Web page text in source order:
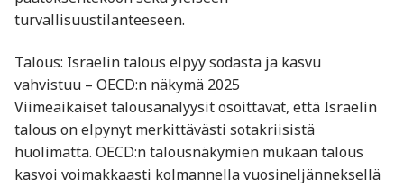
turvallisuustilanteeseen.
Talous: Israelin talous elpyy sodasta ja kasvu
vahvistuu – OECD:n näkymä 2025
Viimeaikaiset talousanalyysit osoittavat, että Israelin
talous on elpynyt merkittävästi sotakriisistä
huolimatta. OECD:n talousnäkymien mukaan talous
kasvoi voimakkaasti kolmannella vuosineljänneksellä